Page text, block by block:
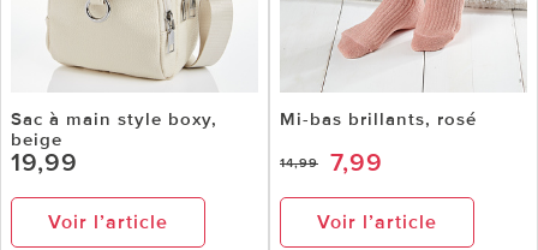
Sac à main style boxy,
beige
19,99
Voir l’article
Mi-bas brillants, rosé
14,99 7,99
Voir l’article